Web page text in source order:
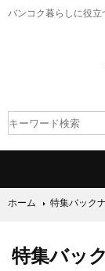
バンコク暮らしに役立
ホーム 特集バック
特集バッ